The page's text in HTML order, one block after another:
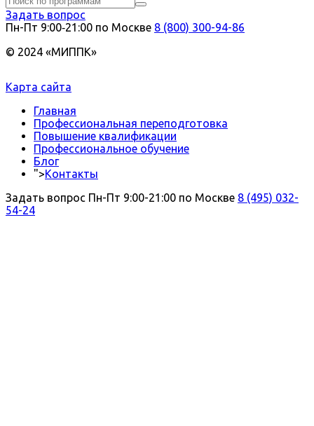
Задать вопрос
Пн-Пт 9:00‑21:00 по Москве 8 (800) 300-94-86
© 2024 «МИППК»
Карта сайта
Главная
Профессиональная переподготовка
Повышение квалификации
Профессиональное обучение
Блог
">Контакты
Задать вопрос Пн-Пт 9:00-21:00 по Москве 8 (495) 032-
54-24